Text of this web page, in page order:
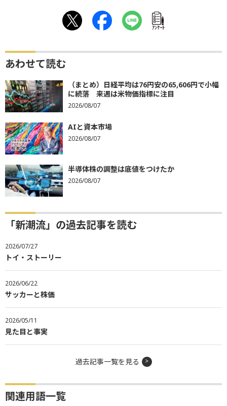
ｱﾝｹｰﾄ
あわせて読む
（まとめ）日経平均は76円安の65,606円で小幅
に続落 来週は米物価指標に注目
2026/08/07
AIと資本市場
2026/08/07
半導体株の調整は底値をつけたか
2026/08/07
「新潮流」の過去記事を読む
2026/07/27
トイ・ストーリー
2026/06/22
サッカーと株価
2026/05/11
見た目と事実
過去記事一覧を見る
関連用語一覧